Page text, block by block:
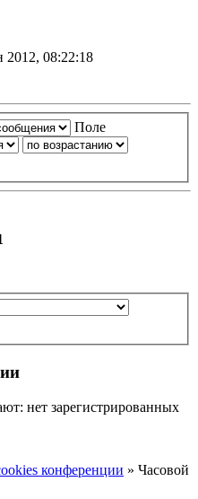
2012, 08:22:18
Поле
нет зарегистрированных
конференции » Часовой